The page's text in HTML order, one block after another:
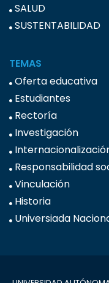
SALUD
SUSTENTABILIDAD
TEMAS
Oferta educativa
Estudiantes
Rectoría
Investigación
Responsabilidad
Vinculación
Historia
Universiada